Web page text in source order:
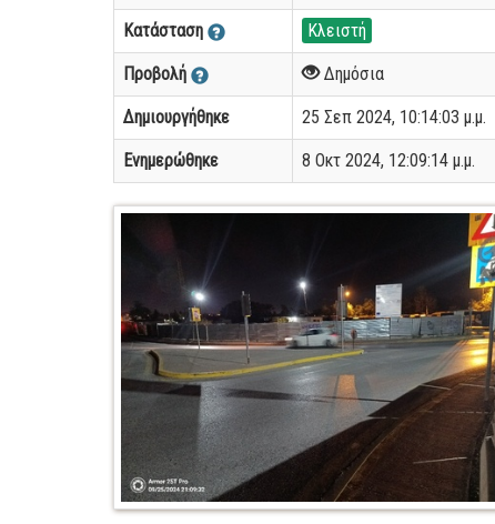
Κατάσταση Κλειστή
Προβολή Δημόσια
Δημιουργήθηκε 25 Σεπ 2024, 10:14:03 μ.μ.
Ενημερώθηκε 8 Οκτ 2024, 12:09:14 μ.μ.